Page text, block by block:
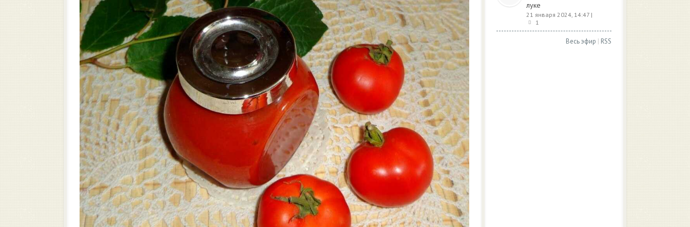
луке
21 января 2024, 14:47 |
1
Весь эфир | RSS